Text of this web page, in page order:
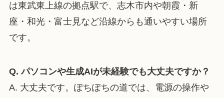
は東武東上線の拠点駅で、志木市内や朝霞・新
座・和光・富士見など沿線からも通いやすい場所
です。
Q. パソコンや生成AIが未経験でも大丈夫ですか？
A. 大丈夫です。ぽちぽちの道では、電源の操作や